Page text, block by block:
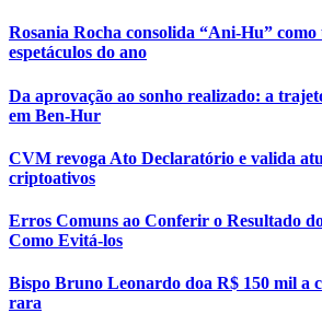
Rosania Rocha consolida “Ani-Hu” como
espetáculos do ano
Da aprovação ao sonho realizado: a
em Ben-Hur
CVM revoga Ato Declaratório e valida
criptoativos
Erros Comuns ao Conferir o Resultado
Como Evitá-los
Bispo Bruno Leonardo doa R$ 150 mil a
rara